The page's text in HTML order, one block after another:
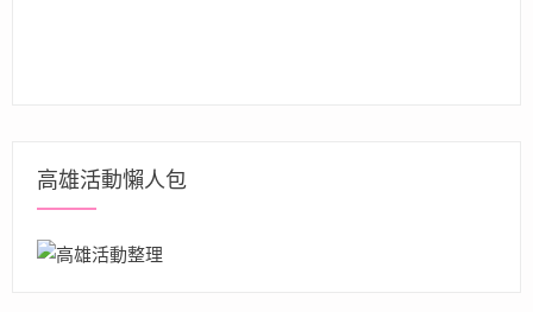
高雄活動懶人包